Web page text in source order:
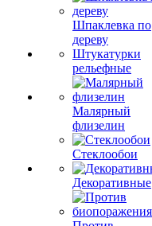
Шпаклевка по
дереву
Штукатурки
рельефные
Малярный
флизелин
Стеклообои
Декоративные